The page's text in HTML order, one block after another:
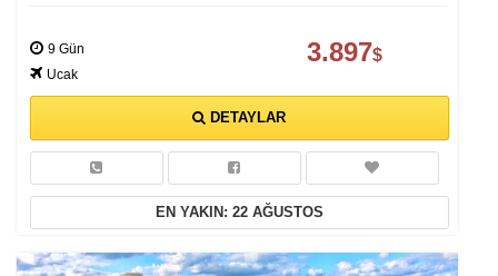
9 Gün
Ucak
3.897$
DETAYLAR
EN YAKIN: 22 AĞUSTOS